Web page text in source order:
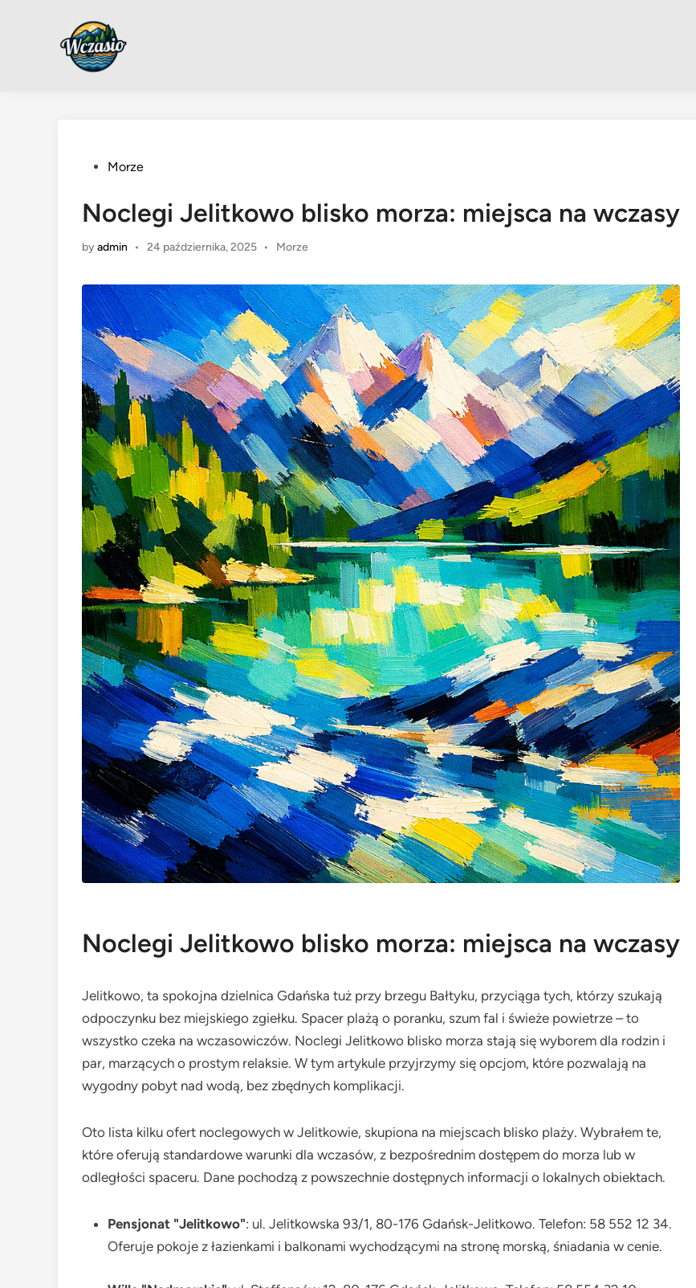
PostedMorze
Noclegi Jelitkowo blisko morza: miejsca na wczasy
byadmin • 24 października, 2025 •
Posted
Morze
Noclegi Jelitkowo blisko morza: miejsca na wczasy
Jelitkowo, ta spokojna dzielnica Gdańska tuż przy brzegu Bałtyku, przyciąga tych, którzy szukają
odpoczynku bez miejskiego zgiełku. Spacer plażą o poranku, szum fal i świeże powietrze – to
wszystko czeka na wczasowiczów. Noclegi Jelitkowo blisko morza stają się wyborem dla rodzin i
par, marzących o prostym relaksie. W tym artykule przyjrzymy się opcjom, które pozwalają na
wygodny pobyt nad wodą, bez zbędnych komplikacji.
Oto lista kilku ofert noclegowych w Jelitkowie, skupiona na miejscach blisko plaży. Wybrałem te,
które oferują standardowe warunki dla wczasów, z bezpośrednim dostępem do morza lub w
odległości spaceru. Dane pochodzą z powszechnie dostępnych informacji o lokalnych obiektach.
Pensjonat "Jelitkowo": ul. Jelitkowska 93/1, 80-176 Gdańsk-Jelitkowo. Telefon: 58 552 12 34.
Oferuje pokoje z łazienkami i balkonami wychodzącymi na stronę morską, śniadania w cenie.